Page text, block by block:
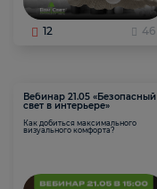
12 46
Вебинар 21.05 «Безопасный
свет в интерьере»
Как добиться максимального
визуального комфорта?